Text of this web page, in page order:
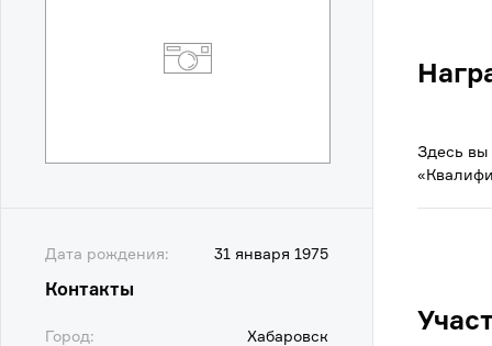
Дата рождения: 31 января 1975
Контакты
Город: Хабаровск
Здесь вы